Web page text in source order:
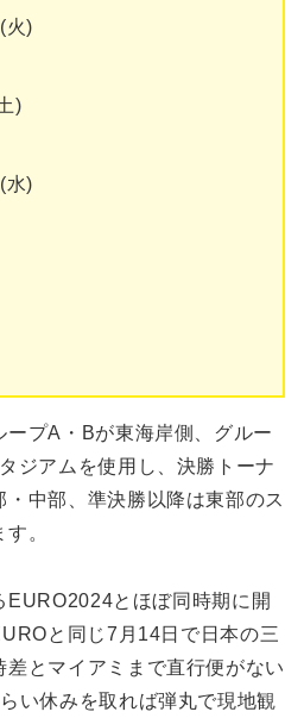
火)
)
水)
ープA・Bが東海岸側、グルー
ジアムを使用し、決勝トーナ
・中部、準決勝以降は東部のス
。
EURO2024とほぼ同時期に開
と同じ7月14日で日本の三
とマイアミまで直行便がない
い休みを取れば弾丸で現地観